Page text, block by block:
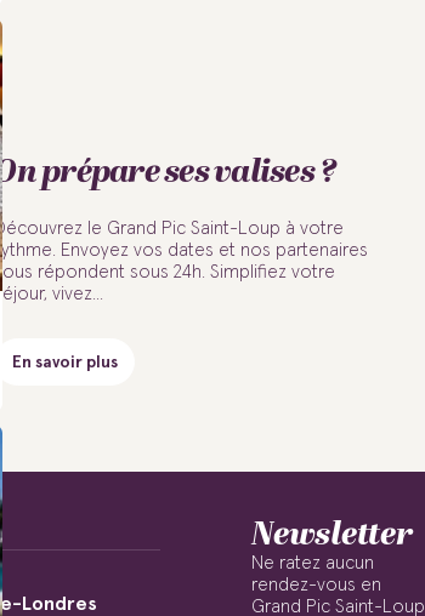
prépare ses valises ?
le Grand Pic Saint-Loup à votre
Envoyez vos dates et nos partenaires
répondent sous 24h. Simplifiez votre
vivez...
En savoir plus
Londres
Newsletter
Ne ratez aucun
rendez-vous en
Grand Pic Saint-Loup